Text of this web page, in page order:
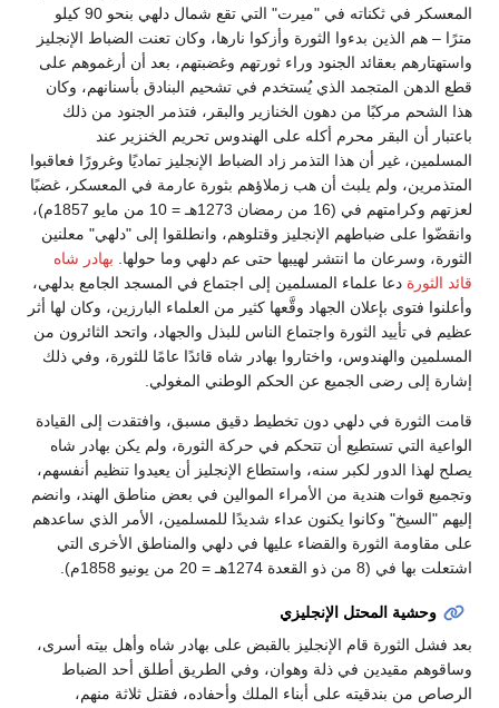
المعسكر في ثكناته في "ميرت" التي تقع شمال دلهي بنحو 90 كيلو
مترًا – هم الذين بدءوا الثورة وأزكوا نارها، وكان تعنت الضباط الإنجليز
واستهتارهم بعقائد الجنود وراء ثورتهم وغضبتهم، بعد أن أرغموهم على
قطع الدهن المتجمد الذي يُستخدم في تشحيم البنادق بأسنانهم، وكان
هذا الشحم مركبًا من دهون الخنازير والبقر، فتذمر الجنود من ذلك
باعتبار أن البقر محرم أكله على الهندوس تحريم الخنزير عند
المسلمين، غير أن هذا التذمر زاد الضباط الإنجليز تماديًا وغرورًا فعاقبوا
المتذمرين، ولم يلبث أن هب زملاؤهم بثورة عارمة في المعسكر، غضبًا
لعزتهم وكرامتهم في (16 من رمضان 1273هـ = 10 من مايو 1857م)،
وانقضّوا على ضباطهم الإنجليز وقتلوهم، وانطلقوا إلى "دلهي" معلنين
الثورة، وسرعان ما انتشر لهيبها حتى عم دلهي وما حولها. بهادر شاه
قائد الثورة دعا علماء المسلمين إلى اجتماع في المسجد الجامع بدلهي،
وأعلنوا فتوى بإعلان الجهاد وقَّعها كثير من العلماء البارزين، وكان لها أثر
عظيم في تأييد الثورة واجتماع الناس للبذل والجهاد، واتحد الثائرون من
المسلمين والهندوس، واختاروا بهادر شاه قائدًا عامًا للثورة، وفي ذلك
إشارة إلى رضى الجميع عن الحكم الوطني المغولي.
قامت الثورة في دلهي دون تخطيط دقيق مسبق، وافتقدت إلى القيادة
الواعية التي تستطيع أن تتحكم في حركة الثورة، ولم يكن بهادر شاه
يصلح لهذا الدور لكبر سنه، واستطاع الإنجليز أن يعيدوا تنظيم أنفسهم،
وتجميع قوات هندية من الأمراء الموالين في بعض مناطق الهند، وانضم
إليهم "السيخ" وكانوا يكنون عداء شديدًا للمسلمين، الأمر الذي ساعدهم
على مقاومة الثورة والقضاء عليها في دلهي والمناطق الأخرى التي
اشتعلت بها في (8 من ذو القعدة 1274هـ = 20 من يونيو 1858م).
وحشية المحتل الإنجليزي
بعد فشل الثورة قام الإنجليز بالقبض على بهادر شاه وأهل بيته أسرى،
وساقوهم مقيدين في ذلة وهوان، وفي الطريق أطلق أحد الضباط
الرصاص من بندقيته على أبناء الملك وأحفاده، فقتل ثلاثة منهم،